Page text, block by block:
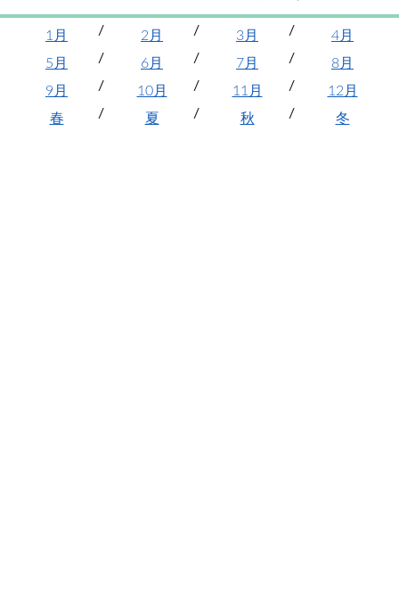
1月 2月 3月
4月
5月
6月 7月
8月
9月
10月 11月
12月
春
夏 秋 冬